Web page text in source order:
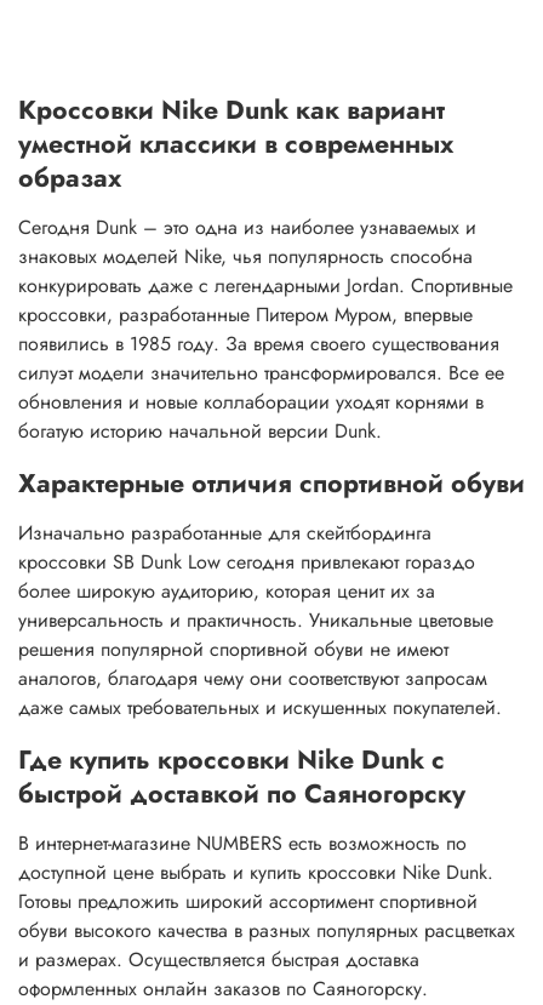
Кроссовки Nike Dunk как вариант
уместной классики в современных
образах
Сегодня Dunk – это одна из наиболее узнаваемых и
знаковых моделей Nike, чья популярность способна
конкурировать даже с легендарными Jordan. Спортивные
кроссовки, разработанные Питером Муром, впервые
появились в 1985 году. За время своего существования
силуэт модели значительно трансформировался. Все ее
обновления и новые коллаборации уходят корнями в
богатую историю начальной версии Dunk.
Характерные отличия спортивной обуви
Изначально разработанные для скейтбординга
кроссовки SB Dunk Low сегодня привлекают гораздо
более широкую аудиторию, которая ценит их за
универсальность и практичность. Уникальные цветовые
решения популярной спортивной обуви не имеют
аналогов, благодаря чему они соответствуют запросам
даже самых требовательных и искушенных покупателей.
Где купить кроссовки Nike Dunk с
быстрой доставкой по Саяногорску
В интернет-магазине NUMBERS есть возможность по
доступной цене выбрать и купить кроссовки Nike Dunk.
Готовы предложить широкий ассортимент спортивной
обуви высокого качества в разных популярных расцветках
и размерах. Осуществляется быстрая доставка
оформленных онлайн заказов по Саяногорску.